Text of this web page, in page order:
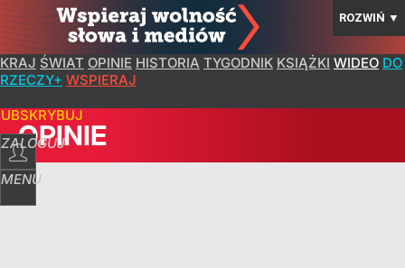
ROZWIŃ ▼
KRAJ ŚWIAT OPINIE HISTORIA TYGODNIK KSIĄŻKI WIDEO DO
RZECZY+ WSPIERAJ
ZALOGUJ
MENU
OPINIE